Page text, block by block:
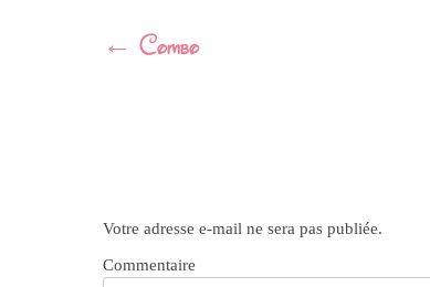
Navigation
← Combo
Votre adresse e-mail ne sera pas publiée.
Commentaire